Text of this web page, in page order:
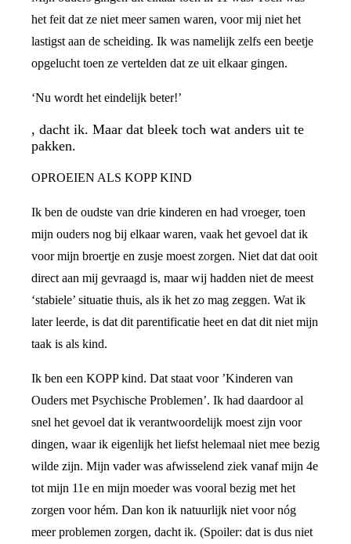
het feit dat ze niet meer samen waren, voor mij niet het
lastigst aan de scheiding. Ik was namelijk zelfs een beetje
opgelucht toen ze vertelden dat ze uit elkaar gingen.
‘Nu wordt het eindelijk beter!’
, dacht ik. Maar dat bleek toch wat anders uit te
pakken.
OPROEIEN ALS KOPP KIND
Ik ben de oudste van drie kinderen en had vroeger, toen
mijn ouders nog bij elkaar waren, vaak het gevoel dat ik
voor mijn broertje en zusje moest zorgen. Niet dat dat ooit
direct aan mij gevraagd is, maar wij hadden niet de meest
‘stabiele’ situatie thuis, als ik het zo mag zeggen. Wat ik
later leerde, is dat dit parentificatie heet en dat dit niet mijn
taak is als kind.
Ik ben een KOPP kind. Dat staat voor ’Kinderen van
Ouders met Psychische Problemen’. Ik had daardoor al
snel het gevoel dat ik verantwoordelijk moest zijn voor
dingen, waar ik eigenlijk het liefst helemaal niet mee bezig
wilde zijn. Mijn vader was afwisselend ziek vanaf mijn 4e
tot mijn 11e en mijn moeder was vooral bezig met het
zorgen voor hém. Dan kon ik natuurlijk niet voor nóg
meer problemen zorgen, dacht ik. (Spoiler: dat is dus niet